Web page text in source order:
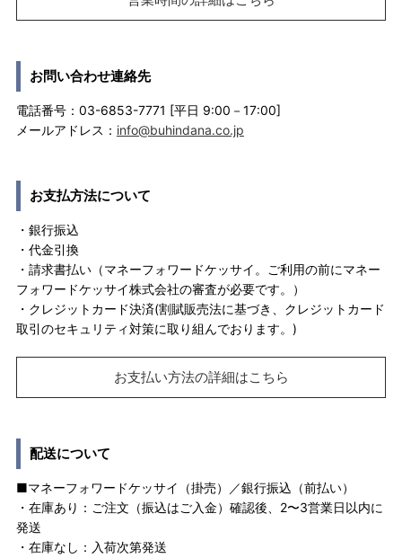
お問い合わせ連絡先
電話番号：03-6853-7771 [平日 9:00－17:00]
メールアドレス： info@buhindana.co.jp
お支払方法について
・銀行振込
・代金引換
・請求書払い（マネーフォワードケッサイ。ご利用の前にマネー
フォワードケッサイ株式会社の審査が必要です。）
・クレジットカード決済(割賦販売法に基づき、クレジットカード
取引のセキュリティ対策に取り組んでおります。)
お支払い方法の詳細はこちら
配送について
■マネーフォワードケッサイ（掛売）／銀行振込（前払い）
・在庫あり：ご注文（振込はご入金）確認後、2〜3営業日以内に
発送
・在庫なし：入荷次第発送